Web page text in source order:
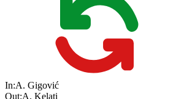
In:A. Gigović
Out:A. Kelati